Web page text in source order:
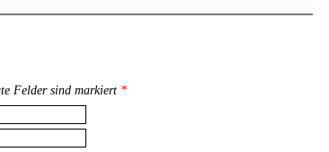
Felder sind markiert *